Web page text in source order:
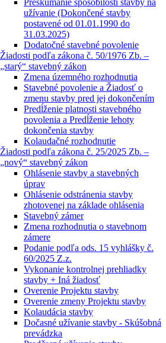
Preskúmanie spôsobilosti stavby na
užívanie (Dokončené stavby
postavené od 01.01.1990 do
31.03.2025)
Dodatočné stavebné povolenie
Žiadosti podľa zákona č. 50/1976 Zb. –
„starý“ stavebný zákon
Zmena územného rozhodnutia
Stavebné povolenie a Žiadosť o
zmenu stavby pred jej dokončením
Predĺženie platnosti stavebného
povolenia a Predĺženie lehoty
dokončenia stavby
Kolaudačné rozhodnutie
Žiadosti podľa zákona č. 25/2025 Zb. –
„nový“ stavebný zákon
Ohlásenie stavby a stavebných
úprav
Ohlásenie odstránenia stavby
zhotovenej na základe ohlásenia
Stavebný zámer
Zmena rozhodnutia o stavebnom
zámere
Podanie podľa ods. 15 vyhlášky č.
60/2025 Z.z.
Vykonanie kontrolnej prehliadky
stavby + Iná žiadosť
Overenie Projektu stavby
Overenie zmeny Projektu stavby
Kolaudácia stavby
Dočasné užívanie stavby - Skúšobná
prevádzka